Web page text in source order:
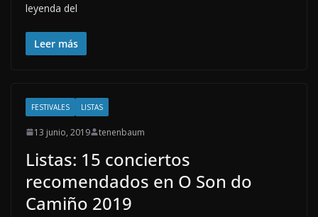
leyenda del
Leer más
FESTIVALES LISTAS
13 junio, 2019 tenenbaum
Listas: 15 conciertos
recomendados en O Son do
Camiño 2019